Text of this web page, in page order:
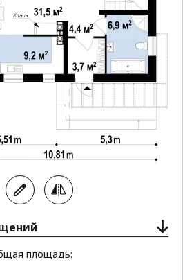
оборудование, включая
один под другим
водопровода и
архитектурный стиль дома
современная отделка
площадь: